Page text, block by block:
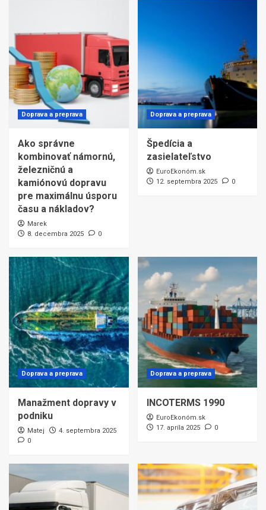
Doprava a preprava
Ako správne
kombinovať námornú,
železničnú a
kamiónovú dopravu
pre maximálnu úsporu
času a nákladov?
Marek
8. decembra 2025
0
Doprava a preprava
Špedícia a
zasielateľstvo
EuroEkonóm.sk
12. septembra 2025
0
Doprava a preprava
Manažment dopravy v
podniku
Matej
4. septembra 2025
0
Doprava a preprava
INCOTERMS 1990
EuroEkonóm.sk
17. apríla 2025
0